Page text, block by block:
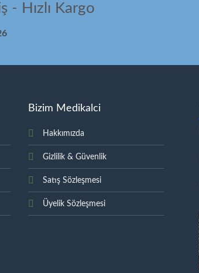
- Hızlı Kargo
Bizim Medikalci
Hakkımızda
Gizlilik & Güvenlik
Satış Sözleşmesi
Üyelik Sözleşmesi